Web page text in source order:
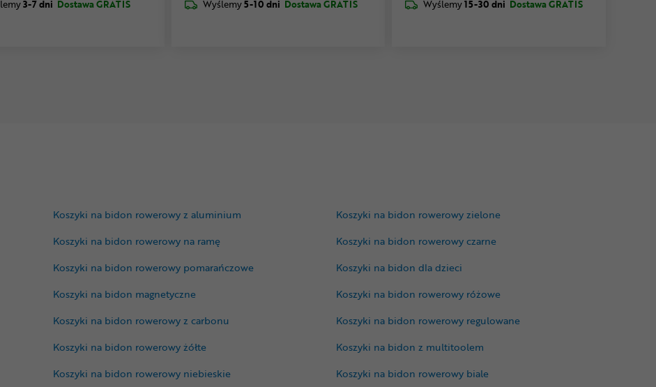
3-7 dni Dostawa GRATIS Wyślemy5-10 dni Dostawa GRATIS Wyślemy15-30 dni Dostawa GRATIS
Koszyki na bidon rowerowy z aluminium
Koszyki na bidon rowerowy na ramę
Koszyki na bidon rowerowy pomarańczowe
Koszyki na bidon magnetyczne
Koszyki na bidon rowerowy z carbonu
Koszyki na bidon rowerowy żółte
Koszyki na bidon rowerowy niebieskie
Koszyki na bidon rowerowy zielone
Koszyki na bidon rowerowy czarne
Koszyki na bidon dla dzieci
Koszyki na bidon rowerowy różowe
Koszyki na bidon rowerowy regulowane
Koszyki na bidon z multitoolem
Koszyki na bidon rowerowy biale